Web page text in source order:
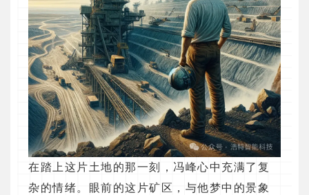
在踏上这片土地的那一刻，冯峰心中充满了复
杂的情绪。眼前的这片矿区，与他梦中的景象